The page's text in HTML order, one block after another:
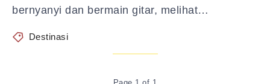
bernyanyi dan bermain gitar, melihat…
Destinasi